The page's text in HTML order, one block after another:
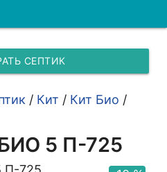
СЕПТИК
/ Кит / Кит Био /
5 П-725